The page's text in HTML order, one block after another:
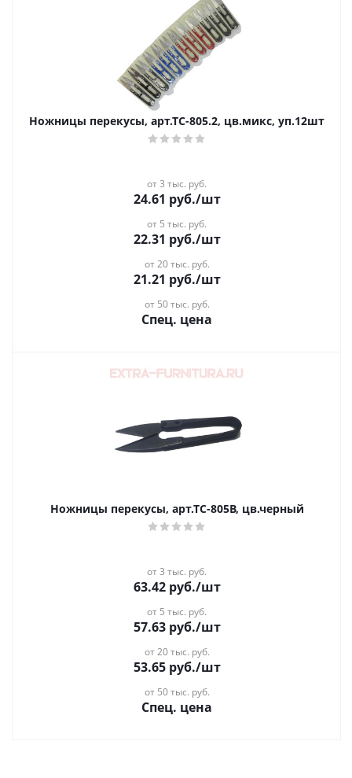
Ножницы перекусы, арт.ТС-805.2, цв.микс, уп.12шт
от 3 тыс. руб.
24.61 руб./шт
от 5 тыс. руб.
22.31 руб./шт
от 20 тыс. руб.
21.21 руб./шт
от 50 тыс. руб.
Спец. цена
Ножницы перекусы, арт.ТС-805В, цв.черный
от 3 тыс. руб.
63.42руб./шт
от 5 тыс. руб.
57.63руб./шт
от 20 тыс. руб.
53.65руб./шт
от 50 тыс. руб.
Спец. цена